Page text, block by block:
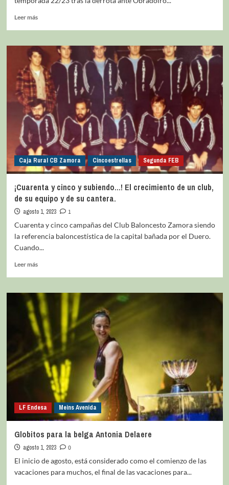
Leer más
Caja Rural CB Zamora Cincoestrellas Segunda FEB
¡Cuarenta y cinco y subiendo…! El crecimiento de un club,
de su equipo y de su cantera.
agosto 1, 2023
1
Cuarenta y cinco campañas del Club Baloncesto Zamora siendo
la referencia baloncestística de la capital bañada por el Duero.
Cuando...
Leer más
LF Endesa Meins Avenida
Globitos para la belga Antonia Delaere
agosto 1, 2023
0
El inicio de agosto, está considerado como el comienzo de las
vacaciones para muchos, el final de las vacaciones para...